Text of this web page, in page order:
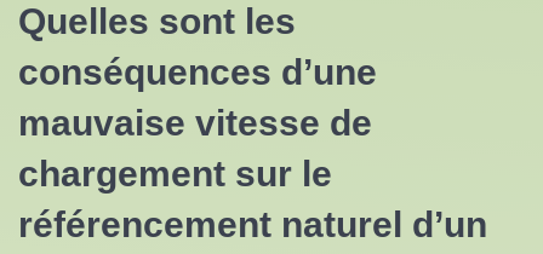
Quelles sont les
conséquences d’une
mauvaise vitesse de
chargement sur le
référencement naturel d’un